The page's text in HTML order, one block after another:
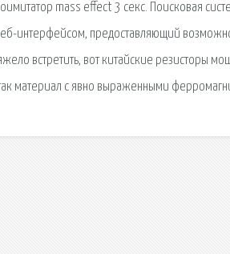
mass effect 3 секс. Поисковая
интерфейсом, предоставляющий
встретить, вот китайские резисторы
материал с явно выраженными